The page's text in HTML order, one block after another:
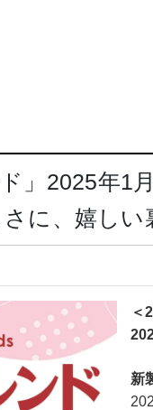
」2025年
に、嬉しい
＜
新